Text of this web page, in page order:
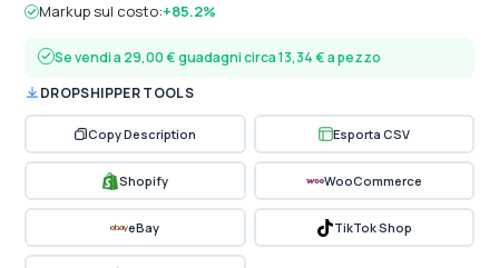
Markup sul costo:+85.2%
Se vendi a 29,00 € guadagni circa 13,34 € a pezzo
DROPSHIPPER TOOLS
Copy Description Esporta CSV
Shopify WooCommerce
eBay TikTok Shop